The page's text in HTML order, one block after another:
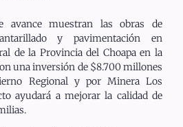
avance muestran las obras de
y pavimentación en
de la Provincia del Choapa en la
una inversión de $8.700 millones
Regional y por Minera Los
ayudará a mejorar la calidad de